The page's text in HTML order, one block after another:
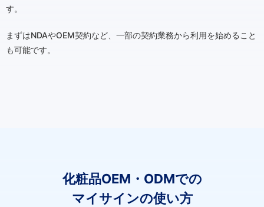
す。
まずはNDAやOEM契約など、一部の契約業務から利用を始めること
も可能です。
化粧品OEM・ODMでの
マイサインの使い方